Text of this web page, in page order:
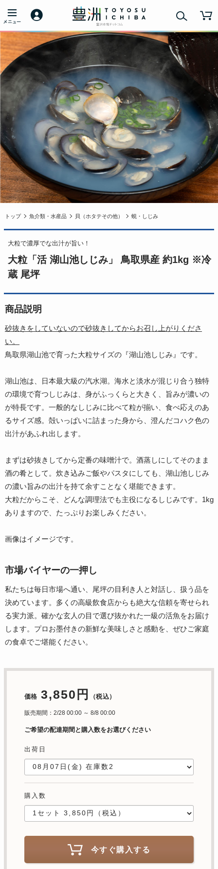
トップ 魚介類・水産品 貝（ホタテその他） 蜆・しじみ
大粒で濃厚でな出汁が旨い！
大粒「活 湖山池しじみ」 鳥取県産 約1kg ※冷
蔵 尾坪
商品説明
砂抜きをしていないので砂抜きしてからお召し上がりくださ
い。
鳥取県湖山池で育った大粒サイズの『湖山池しじみ』です。
湖山池は、日本最大級の汽水湖。海水と淡水が混じり合う独特
の環境で育つしじみは、身がふっくらと大きく、旨みが濃いの
が特長です。一般的なしじみに比べて粒が揃い、食べ応えのあ
るサイズ感。殻いっぱいに詰まった身から、澄んだコハク色の
出汁があふれ出します。
まずは砂抜きしてから定番の味噌汁で。酒蒸しにしてそのまま
酒の肴として。炊き込みご飯やパスタにしても、湖山池しじみ
の濃い旨みの出汁を持て余すことなく堪能できます。
大粒だからこそ、どんな調理法でも主役になるしじみです。1kg
ありますので、たっぷりお楽しみください。
画像はイメージです。
市場バイヤーの一押し
私たちは毎日市場へ通い、尾坪の目利き人と対話し、扱う品を
決めています。多くの高級飲食店からも絶大な信頼を寄せられ
る実力派。確かな玄人の目で選び抜かれた一級の活魚をお届け
します。プロお墨付きの新鮮な美味しさと感動を、ぜひご家庭
の食卓でご堪能ください。
価格 3,850円 （税込）
販売期間：2/28 00:00 ～ 8/8 00:00
ご希望の配達期間と購入数をお選びください
出荷日
購入数
今すぐ購入する